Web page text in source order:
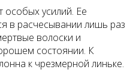
особых усилий. Ее
в расчесывании лишь раз
волоски и
состоянии. К
к чрезмерной линьке.